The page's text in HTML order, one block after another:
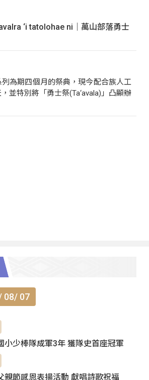
‘i tatolohae ni｜萬山部落勇士
為期四個月的祭典，現今配合族人工
並特別將「勇士祭(Ta‘avala)」凸顯辦
08/ 07
小少棒隊成軍3年 獲隊史首座冠軍
親節感恩表揚活動 獻唱詩歌祝福